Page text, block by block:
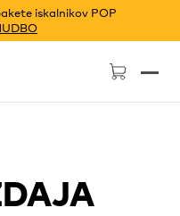
iskalnikov POP